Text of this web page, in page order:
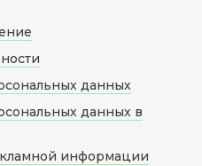
данных
данных в
информации